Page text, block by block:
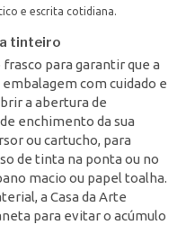
e escrita cotidiana.
tinteiro
para garantir que a
com cuidado e
a abertura de
enchimento da sua
ou cartucho, para
de tinta na ponta ou no
macio ou papel toalha.
a Casa da Arte
para evitar o acúmulo